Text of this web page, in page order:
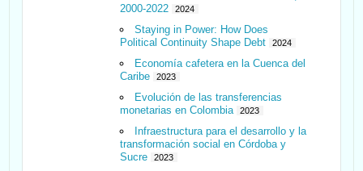
2000-2022
2024
Staying in Power: How Does
Political Continuity Shape Debt
2024
Economía cafetera en la Cuenca del
Caribe
2023
Evolución de las transferencias
monetarias en Colombia
2023
Infraestructura para el desarrollo y la
transformación social en Córdoba y
Sucre
2023